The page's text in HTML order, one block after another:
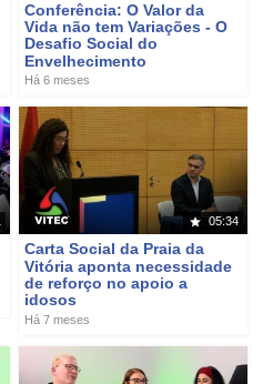
Conferência: O Valor da
Vida não tem Variações - O
Desafio Social do
Envelhecimento
Há 6 meses
05:34
Carta Social da Praia da
Vitória aponta necessidade
de reforço no apoio a
idosos
Há 7 meses